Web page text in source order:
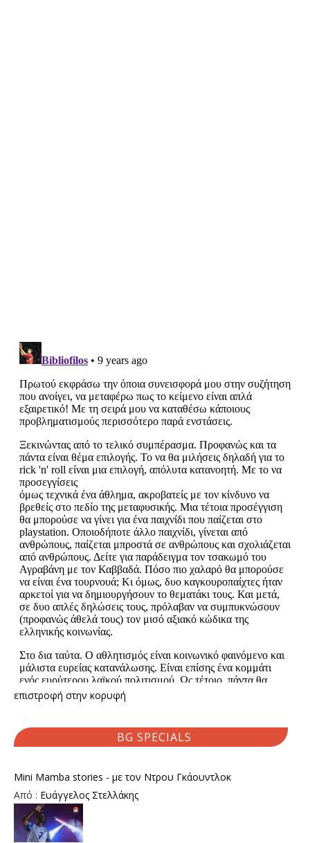
επιστροφή στην κορυφή
BG SPECIALS
Mini Mamba stories - με τον Ντρου Γκάουντλοκ
Από : Ευάγγελος Στελλάκης